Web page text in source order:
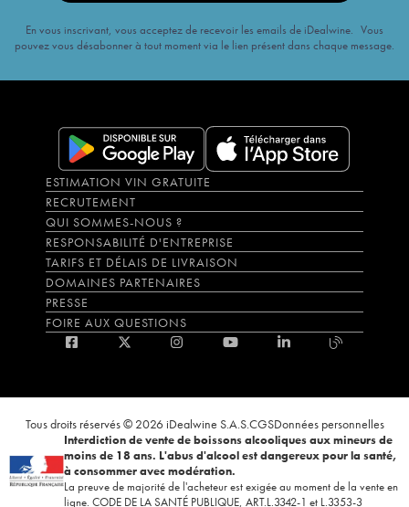
En vous inscrivant, vous acceptez de recevoir les emails de iDealwine. Vous
pouvez vous désabonner à tout moment via le lien présent dans chaque message.
ESTIMATION VIN GRATUITE
RECRUTEMENT
QUI SOMMES-NOUS ?
RESPONSABILITÉ D'ENTREPRISE
TARIFS ET DÉLAIS DE LIVRAISON
DOMAINES PARTENAIRES
PRESSE
FOIRE AUX QUESTIONS
Tous droits réservés © 2026 iDealwine S.A.S.CGSDonnées personnelles
Interdiction de vente de boissons alcooliques aux mineurs de
moins de 18 ans. L'abus d'alcool est dangereux pour la santé,
à consommer avec modération.
La preuve de majorité de l'acheteur est exigée au moment de la vente en
ligne. CODE DE LA SANTÉ PUBLIQUE, ART.L.3342-1 et L.3353-3